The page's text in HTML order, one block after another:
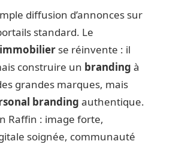
diffusion d’annonces sur
standard. Le
se réinvente : il
construire un branding à
grandes marques, mais
branding authentique.
Raffin : image forte,
soignée, communauté